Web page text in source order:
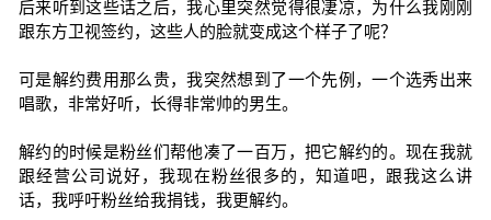
后来听到这些话之后，我心里突然觉得很凄凉，为什么我刚刚
跟东方卫视签约，这些人的脸就变成这个样子了呢？
可是解约费用那么贵，我突然想到了一个先例，一个选秀出来
唱歌，非常好听，长得非常帅的男生。
解约的时候是粉丝们帮他凑了一百万，把它解约的。现在我就
跟经营公司说好，我现在粉丝很多的，知道吧，跟我这么讲
话，我呼吁粉丝给我捐钱，我更解约。